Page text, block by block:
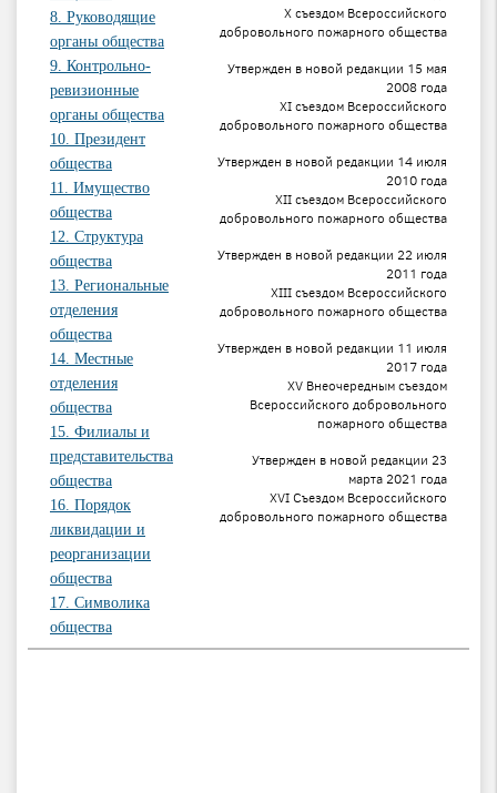
8. Руководящие
органы общества
9. Контрольно-
ревизионные
органы общества
10. Президент
общества
11. Имущество
общества
12. Структура
общества
13. Региональные
отделения
общества
14. Местные
отделения
общества
15. Филиалы и
представительства
общества
16. Порядок
ликвидации и
реорганизации
общества
17. Символика
общества
X съездом Всероссийского
добровольного пожарного общества
Утвержден в новой редакции 15 мая
2008 года
XI съездом Всероссийского
добровольного пожарного общества
Утвержден в новой редакции 14 июля
2010 года
XII съездом Всероссийского
добровольного пожарного общества
Утвержден в новой редакции 22 июля
2011 года
XIII съездом Всероссийского
добровольного пожарного общества
Утвержден в новой редакции 11 июля
2017 года
XV Внеочередным съездом
Всероссийского добровольного
пожарного общества
Утвержден в новой редакции 23
марта 2021 года
XVI Съездом Всероссийского
добровольного пожарного общества